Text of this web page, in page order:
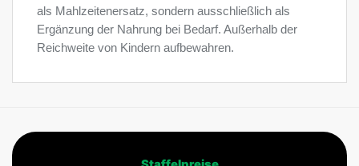
als Mahlzeitenersatz, sondern ausschließlich als
Ergänzung der Nahrung bei Bedarf. Außerhalb der
Reichweite von Kindern aufbewahren.